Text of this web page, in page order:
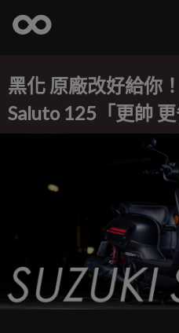
黑化 原廠改好給你
Saluto 125「更帥 更